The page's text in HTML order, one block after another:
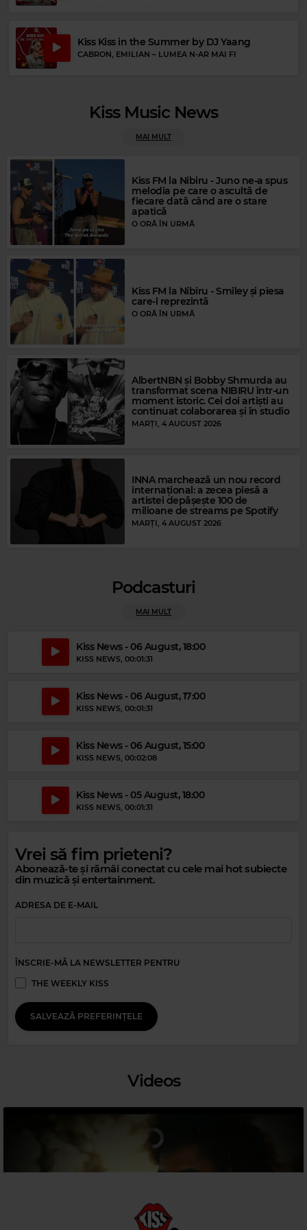
HOY
LITTLE RICHARD GOOD GOLLY MISS MOLLY
Magic Party Mix
MAGIC PARTY MIX
Kiss Kiss in the Summer by DJ Yaang
CABRON, EMILIAN – LUMEA N-AR MAI FI
Kiss Music News
MAI MULT
Kiss FM la Nibiru - Juno ne-a spus
melodia pe care o ascultă de
fiecare dată când are o stare
apatică
O ORĂ ÎN URMĂ
Kiss FM la Nibiru - Smiley și piesa
care-l reprezintă
O ORĂ ÎN URMĂ
AlbertNBN și Bobby Shmurda au
transformat scena NIBIRU într-un
moment istoric. Cei doi artiști au
continuat colaborarea și în studio
MARȚI, 4 AUGUST 2026
INNA marchează un nou record
internațional: a zecea piesă a
artistei depășește 100 de
milioane de streams pe Spotify
MARȚI, 4 AUGUST 2026
Podcasturi
MAI MULT
Kiss News - 06 August, 18:00
KISS NEWS , 00:01:31
Kiss News - 06 August, 17:00
KISS NEWS , 00:01:31
Kiss News - 06 August, 15:00
KISS NEWS , 00:02:08
Kiss News - 05 August, 18:00
KISS NEWS , 00:01:31
Vrei să fim prieteni?
Abonează-te și rămâi conectat cu cele mai hot subiecte
din muzică și entertainment.
ADRESA DE E-MAIL
ÎNSCRIE-MĂ LA NEWSLETTER PENTRU
THE WEEKLY KISS
SALVEAZĂ PREFERINȚELE
Videos